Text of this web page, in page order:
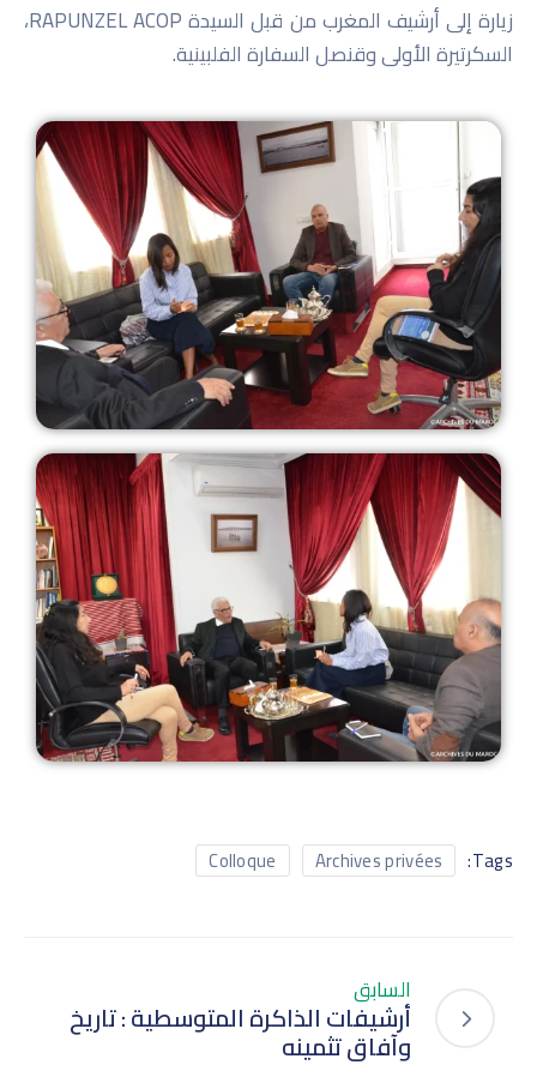
زيارة إلى أرشيف المغرب من قبل السيدة RAPUNZEL ACOP،
السكرتيرة الأولى وقنصل السفارة الفلبينية.
Tags:
Archives privées
Colloque
السابق
أرشيفات الذاكرة المتوسطية : تاريخ
وآفاق تثمينه